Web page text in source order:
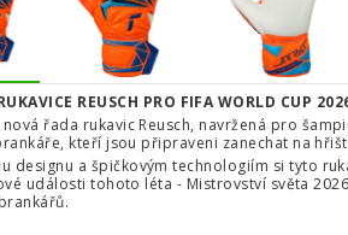
REUSCH PRO FIFA WORLD CUP
řada rukavic Reusch, navržená pro
kteří jsou připraveni zanechat na
designu a špičkovým technologiím si tyto
události tohoto léta - Mistrovství světa